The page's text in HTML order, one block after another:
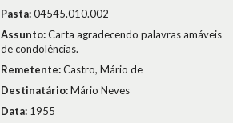
Pasta:04545.010.002
Assunto:Carta agradecendo palavras amáveis
de condolências.
Remetente:Castro, Mário de
Destinatário:Mário Neves
Data: 1955